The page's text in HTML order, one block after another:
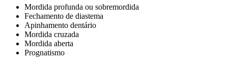
Mordida profunda ou sobremordida
Fechamento de diastema
Apinhamento dentário
Mordida cruzada
Mordida aberta
Prognatismo